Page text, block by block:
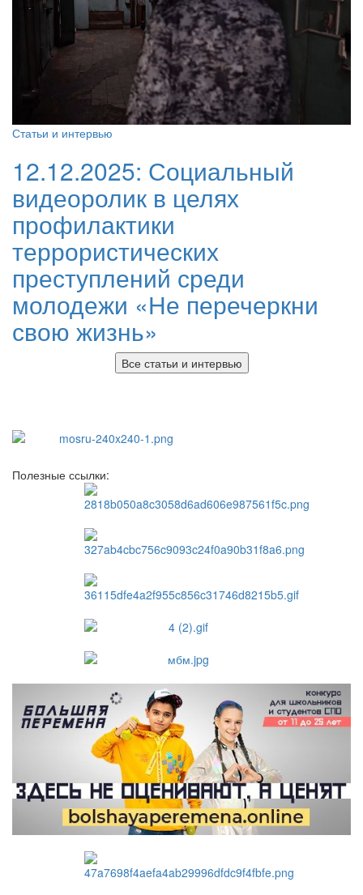
Статьи и интервью
12.12.2025: Социальный
видеоролик в целях
профилактики
террористических
преступлений среди
молодежи «Не перечеркни
свою жизнь»
Все статьи и интервью
Полезные ссылки: